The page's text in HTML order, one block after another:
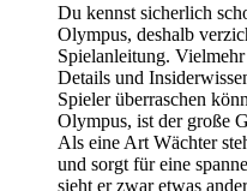
Du kennst sicherlich
Olympus, deshalb
Spielanleitung.
Details und
Spieler überraschen
Olympus, ist der große
Als eine Art Wächter
und sorgt für eine
sieht er zwar etwas